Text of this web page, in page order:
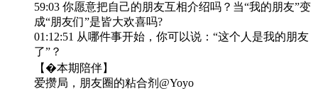
59:03 你愿意把自己的朋友互相介绍吗？当“我的朋友”变
成“朋友们”是皆大欢喜吗?
01:12:51 从哪件事开始，你可以说：“这个人是我的朋友
了”？
【�️本期陪伴】
爱攒局，朋友圈的粘合剂@Yoyo